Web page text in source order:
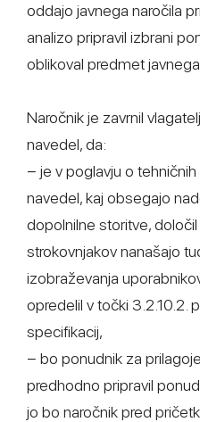
oddajo javnega naročila
analizo pripravil izbrani
oblikoval predmet javnega
Naročnik je zavrnil
navedel, da:
− je v poglavju o
navedel, kaj obsegajo
dopolnilne storitve,
strokovnjakov nanašajo
izobraževanja
opredelil v točki 3.2.10.2.
specifikacij,
− bo ponudnik za
predhodno pripravil
jo bo naročnik pred